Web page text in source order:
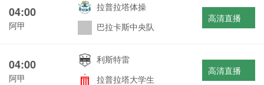
04:00
阿甲
拉普拉塔体操
巴拉卡斯中央队
高清直播
04:00
阿甲
利斯特雷
拉普拉塔大学生
高清直播